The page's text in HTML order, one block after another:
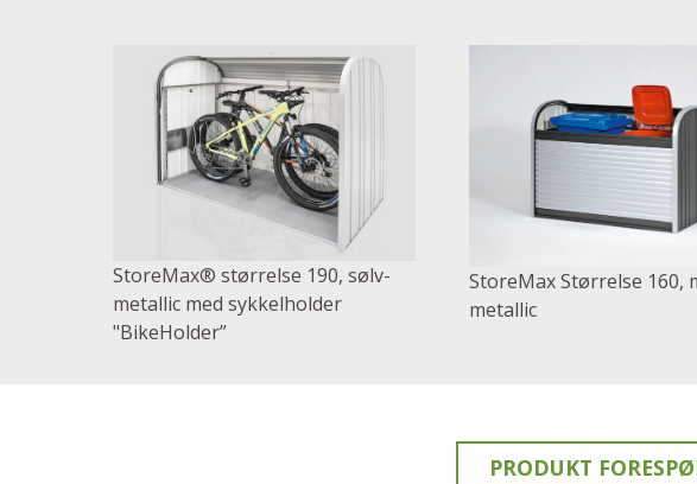
StoreMax® størrelse 190, sølv-
metallic med sykkelholder
"BikeHolder”
StoreMax Størrelse 160,
metallic
PRODUKT